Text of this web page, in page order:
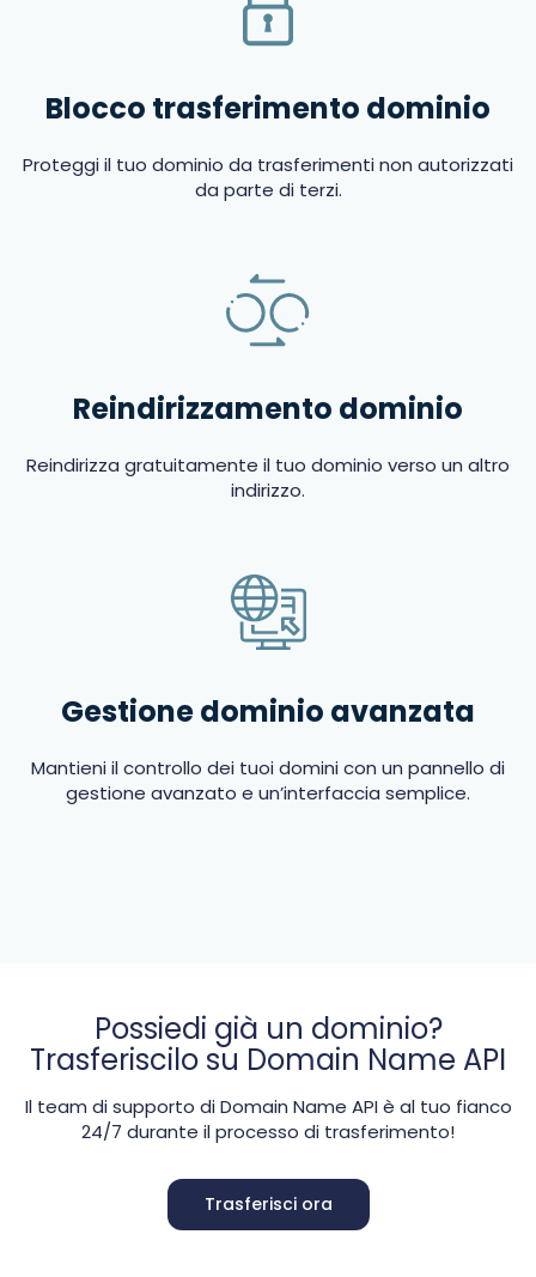
Blocco trasferimento dominio
Proteggi il tuo dominio da trasferimenti non autorizzati
da parte di terzi.
Reindirizzamento dominio
Reindirizza gratuitamente il tuo dominio verso un altro
indirizzo.
Gestione dominio avanzata
Mantieni il controllo dei tuoi domini con un pannello di
gestione avanzato e un’interfaccia semplice.
Possiedi già un dominio?
Trasferiscilo su Domain Name API
Il team di supporto di Domain Name API è al tuo fianco
24/7 durante il processo di trasferimento!
Trasferisci ora